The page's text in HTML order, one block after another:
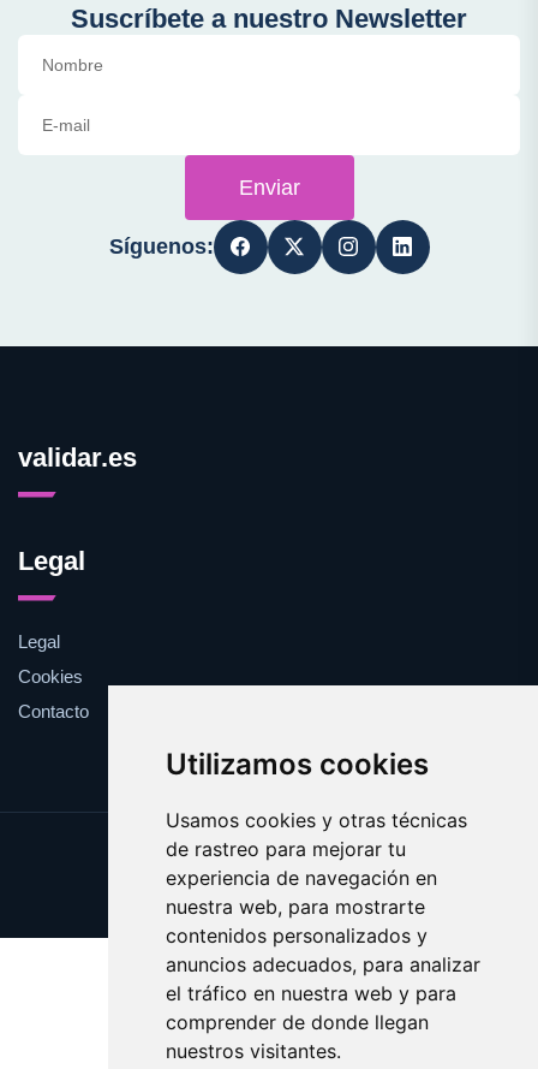
Utilizamos cookies
Usamos cookies y otras técnicas
de rastreo para mejorar tu
experiencia de navegación en
nuestra web, para mostrarte
contenidos personalizados y
anuncios adecuados, para analizar
el tráfico en nuestra web y para
comprender de donde llegan
nuestros visitantes.
Suscríbete a nuestro Newsletter
Enviar
Síguenos:
validar.es
Legal
Legal
Cookies
Contacto
Update cookies preferences
Copyright © 2025 validar.es